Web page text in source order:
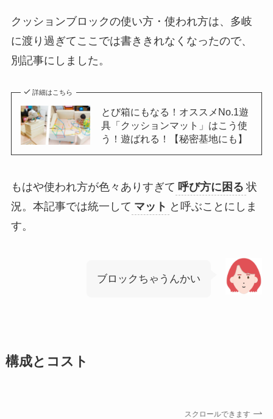
クッションブロックの使い方・使われ方は、多岐
に渡り過ぎてここでは書ききれなくなったので、
別記事にしました。
詳細はこちら
とび箱にもなる！オススメNo.1遊
具「クッションマット」はこう使
う！遊ばれる！【秘密基地にも】
もはや使われ方が色々ありすぎて 呼び方に困る 状
況。本記事では統一して マット と呼ぶことにしま
す。
ブロックちゃうんかい
構成とコスト
スクロールできます